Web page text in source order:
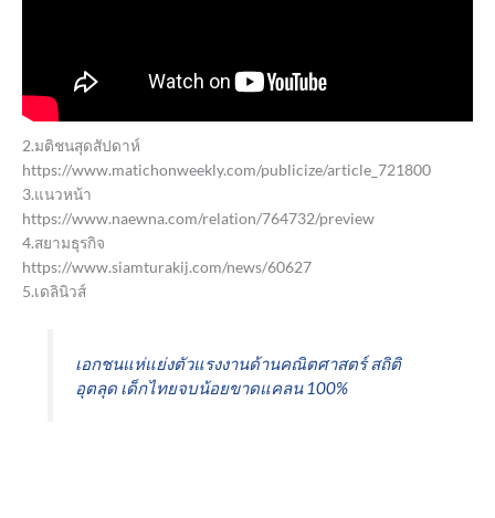
2.มติชนสุดสัปดาห์
https://www.matichonweekly.com/publicize/article_721800
3.แนวหน้า
https://www.naewna.com/relation/764732/preview
4.สยามธุรกิจ
https://www.siamturakij.com/news/60627
5.เดลินิวส์
เอกชนแห่แย่งตัวแรงงานด้านคณิตศาสตร์ สถิติ
อุตลุด เด็กไทยจบน้อยขาดแคลน 100%